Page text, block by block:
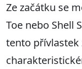
Ze začátku se
Toe nebo Shell
tento přívlastek